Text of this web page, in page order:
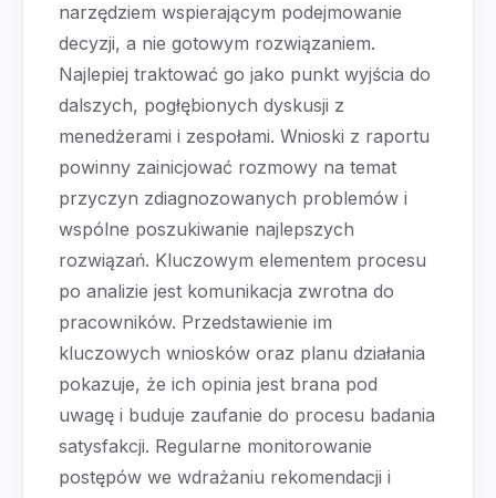
narzędziem wspierającym podejmowanie
decyzji, a nie gotowym rozwiązaniem.
Najlepiej traktować go jako punkt wyjścia do
dalszych, pogłębionych dyskusji z
menedżerami i zespołami. Wnioski z raportu
powinny zainicjować rozmowy na temat
przyczyn zdiagnozowanych problemów i
wspólne poszukiwanie najlepszych
rozwiązań. Kluczowym elementem procesu
po analizie jest komunikacja zwrotna do
pracowników. Przedstawienie im
kluczowych wniosków oraz planu działania
pokazuje, że ich opinia jest brana pod
uwagę i buduje zaufanie do procesu badania
satysfakcji. Regularne monitorowanie
postępów we wdrażaniu rekomendacji i